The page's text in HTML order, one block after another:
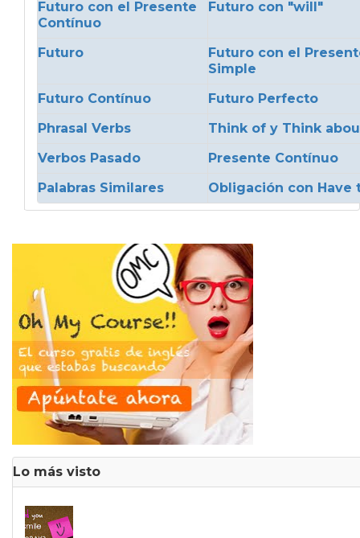
Futuro con el Presente
Contínuo
Futuro con "will"
Futuro
Futuro con el
Simple
Futuro Contínuo
Futuro Perfecto
Phrasal Verbs
Think of y Think
Verbos Pasado
Presente Contínuo
Palabras Similares
Obligación con Have
Lo más visto